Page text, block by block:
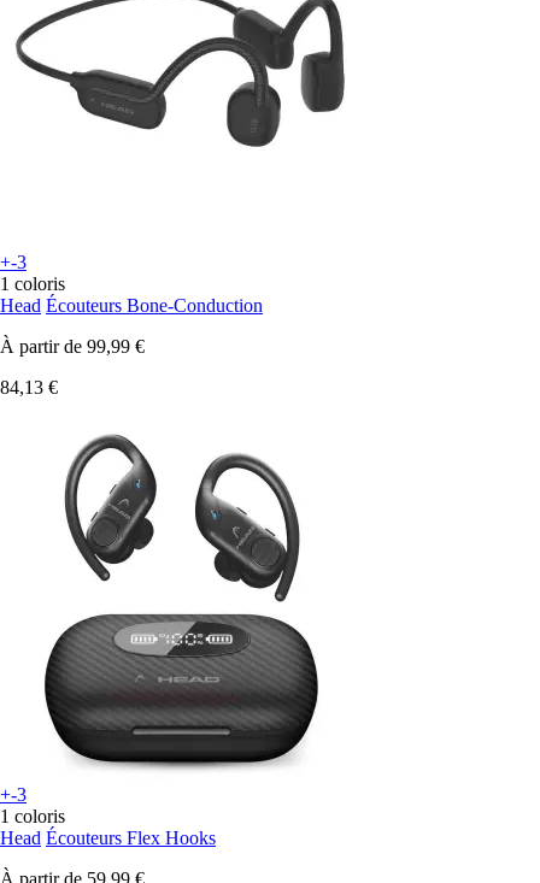
+-3
1 coloris
Head Écouteurs Bone-Conduction
À partir de 99,99 €
84,13 €
+-3
1 coloris
Head Écouteurs Flex Hooks